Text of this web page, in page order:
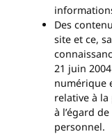
Des
site et ce,
21 juin
numérique
relative à
à l’égard
personnel.